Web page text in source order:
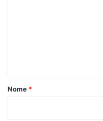
rNome *